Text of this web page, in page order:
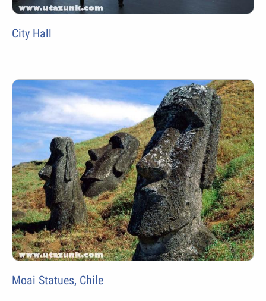
City Hall
Moai Statues, Chile